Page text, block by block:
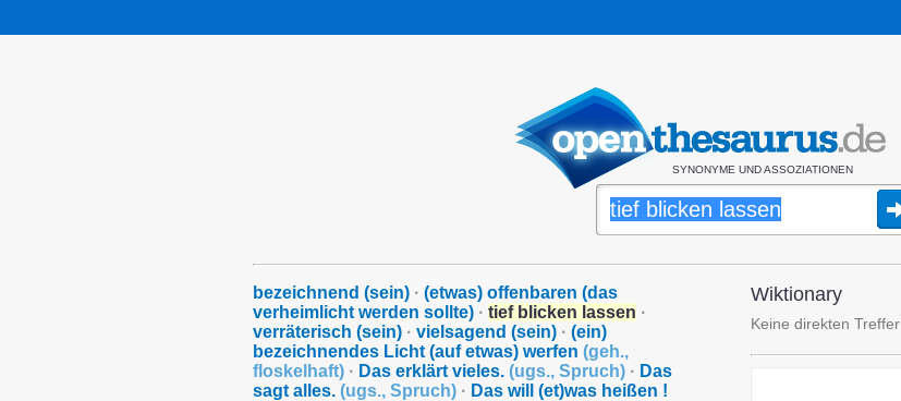
SYNONYME UND ASSOZIATIONEN
bezeichnend (sein) · (etwas) offenbaren (das
verheimlicht werden sollte) · tief blicken lassen ·
verräterisch (sein) · vielsagend (sein) · (ein)
bezeichnendes Licht (auf etwas) werfen (geh.,
floskelhaft) · Das erklärt vieles. (ugs., Spruch) · Das
sagt alles. (ugs., Spruch) · Das will (et)was heißen !
Wiktionary
Keine direkten Treffer